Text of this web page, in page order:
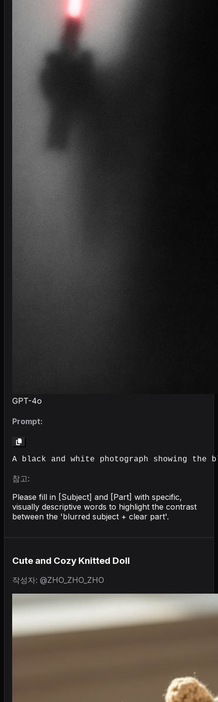
GPT-4o
Prompt:
A black and white photograph showing
참고:
Please fill in [Subject] and [Part] with specific,
visually descriptive words to highlight the contrast
between the 'blurred subject + clear part'.
Cute and Cozy Knitted Doll
작성자: @ZHO_ZHO_ZHO